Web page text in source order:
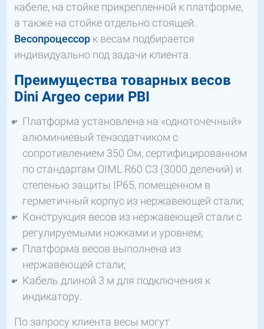
кабеле, на стойке прикрепленной к платформе,
а также на стойке отдельно стоящей.
Весопроцессор к весам подбирается
индивидуально под задачи клиента.
Преимущества товарных весов
Dini Argeo серии PBI
Платформа установлена на «одноточечный»
алюминиевый тензодатчиком с
сопротивлением 350 Ом, сертифицированном
по стандартам OIML R60 C3 (3000 делений) и
степенью защиты IP65, помещенном в
герметичный корпус из нержавеющей стали;
Конструкция весов из нержавеющей стали с
регулируемыми ножками и уровнем;
Платформа весов выполнена из
нержавеющей стали;
Кабель длиной 3 м для подключения к
индикатору.
По запросу клиента весы могут